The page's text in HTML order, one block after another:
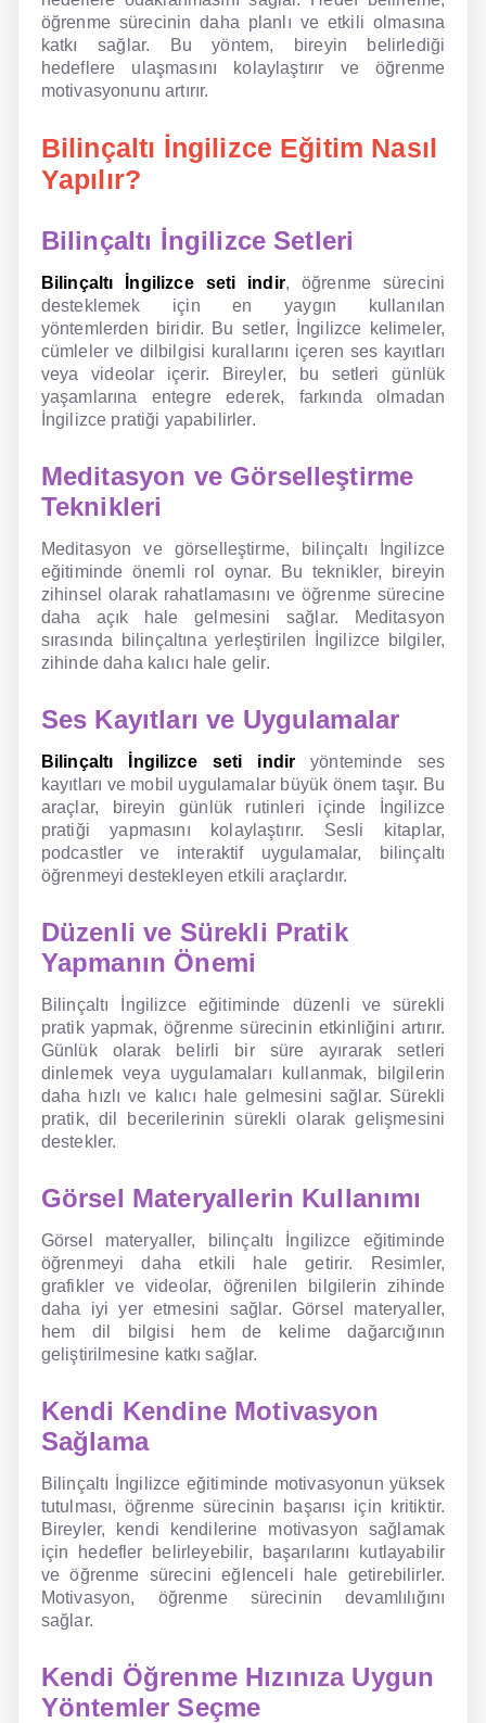
öğrenme sürecinin daha planlı ve etkili olmasına
katkı sağlar. Bu yöntem, bireyin belirlediği
hedeflere ulaşmasını kolaylaştırır ve öğrenme
motivasyonunu artırır.
Bilinçaltı İngilizce Eğitim Nasıl
Yapılır?
Bilinçaltı İngilizce Setleri
Bilinçaltı İngilizce seti indir, öğrenme sürecini
desteklemek için en yaygın kullanılan
yöntemlerden biridir. Bu setler, İngilizce kelimeler,
cümleler ve dilbilgisi kurallarını içeren ses kayıtları
veya videolar içerir. Bireyler, bu setleri günlük
yaşamlarına entegre ederek, farkında olmadan
İngilizce pratiği yapabilirler.
Meditasyon ve Görselleştirme
Teknikleri
Meditasyon ve görselleştirme, bilinçaltı İngilizce
eğitiminde önemli rol oynar. Bu teknikler, bireyin
zihinsel olarak rahatlamasını ve öğrenme sürecine
daha açık hale gelmesini sağlar. Meditasyon
sırasında bilinçaltına yerleştirilen İngilizce bilgiler,
zihinde daha kalıcı hale gelir.
Ses Kayıtları ve Uygulamalar
Bilinçaltı İngilizce seti indir yönteminde ses
kayıtları ve mobil uygulamalar büyük önem taşır. Bu
araçlar, bireyin günlük rutinleri içinde İngilizce
pratiği yapmasını kolaylaştırır. Sesli kitaplar,
podcastler ve interaktif uygulamalar, bilinçaltı
öğrenmeyi destekleyen etkili araçlardır.
Düzenli ve Sürekli Pratik
Yapmanın Önemi
Bilinçaltı İngilizce eğitiminde düzenli ve sürekli
pratik yapmak, öğrenme sürecinin etkinliğini artırır.
Günlük olarak belirli bir süre ayırarak setleri
dinlemek veya uygulamaları kullanmak, bilgilerin
daha hızlı ve kalıcı hale gelmesini sağlar. Sürekli
pratik, dil becerilerinin sürekli olarak gelişmesini
destekler.
Görsel Materyallerin Kullanımı
Görsel materyaller, bilinçaltı İngilizce eğitiminde
öğrenmeyi daha etkili hale getirir. Resimler,
grafikler ve videolar, öğrenilen bilgilerin zihinde
daha iyi yer etmesini sağlar. Görsel materyaller,
hem dil bilgisi hem de kelime dağarcığının
geliştirilmesine katkı sağlar.
Kendi Kendine Motivasyon
Sağlama
Bilinçaltı İngilizce eğitiminde motivasyonun yüksek
tutulması, öğrenme sürecinin başarısı için kritiktir.
Bireyler, kendi kendilerine motivasyon sağlamak
için hedefler belirleyebilir, başarılarını kutlayabilir
ve öğrenme sürecini eğlenceli hale getirebilirler.
Motivasyon, öğrenme sürecinin devamlılığını
sağlar.
Kendi Öğrenme Hızınıza Uygun
Yöntemler Seçme